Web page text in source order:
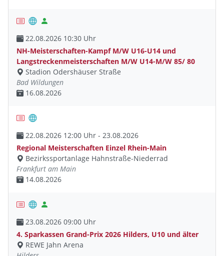
22.08.2026 10:30 Uhr
NH-Meisterschaften-Kampf M/W U16-U14 und
Langstreckenmeisterschaften M/W U14-M/W 85/ 80
Stadion Odershäuser Straße
Bad Wildungen
16.08.2026
22.08.2026 12:00 Uhr - 23.08.2026
Regional Meisterschaften Einzel Rhein-Main
Bezirkssportanlage Hahnstraße-Niederrad
Frankfurt am Main
14.08.2026
23.08.2026 09:00 Uhr
4. Sparkassen Grand-Prix 2026 Hilders, U10 und älter
REWE Jahn Arena